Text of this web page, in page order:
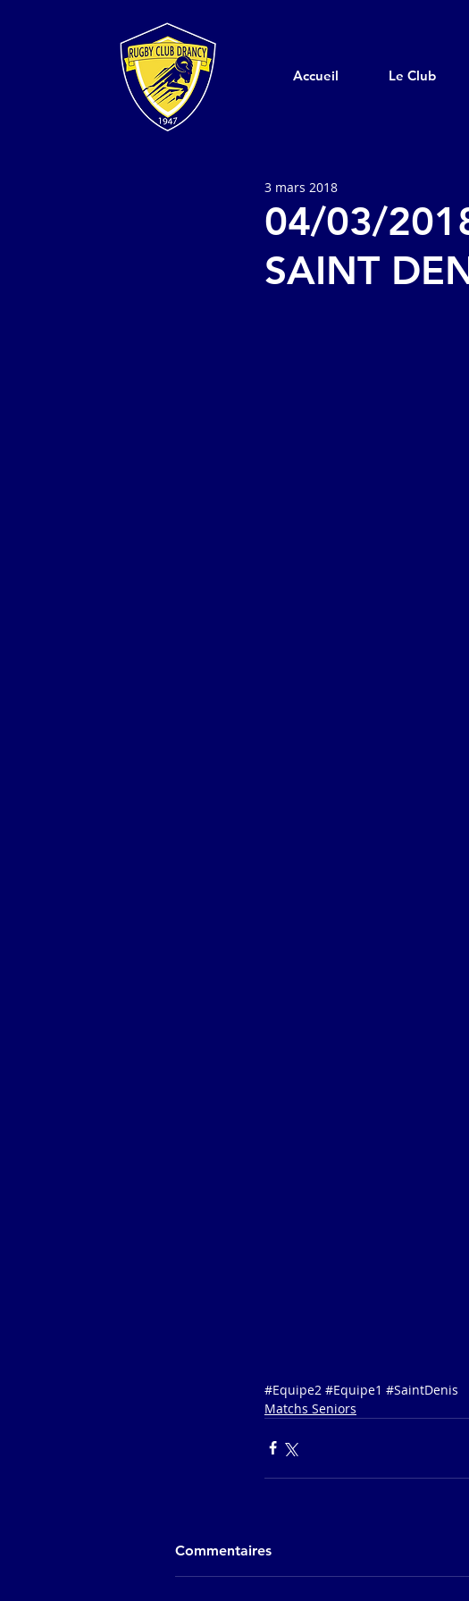
Accueil Le Club
04/03/
SAINT
3 mars 2018
#Equipe2 #Equipe1 #SaintDenis
Matchs Seniors
Commentaires